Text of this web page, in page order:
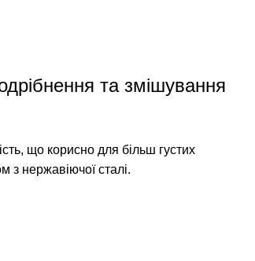
та змішування
що корисно для більш густих
з нержавіючої сталі.